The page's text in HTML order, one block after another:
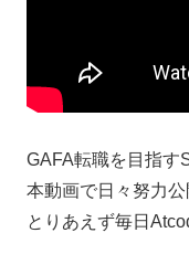
GAFA転職を目指す
本動画で日々努力公
とりあえず毎日